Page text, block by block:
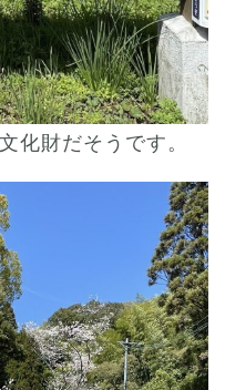
化財だそうです。